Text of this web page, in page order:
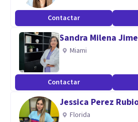
Especialidad
Licenciada en Psicología por la
Máster en Salud Mental por la
Especialista en Psicología Clínica
Educación y Ciencia
Aptitudes
Mi formación, gran experiencia y la
Contactar
Sandra Milena
Miami
Contactar
Jessica Perez
Florida